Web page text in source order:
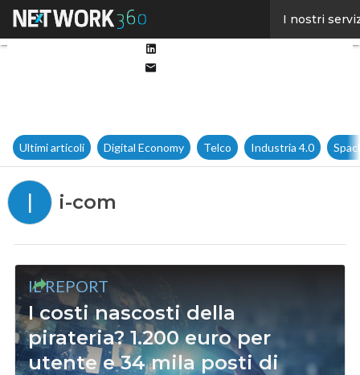
I nostri
Ultimi articoli Digital Economy Telco Industria 4.0
I i-com
IL REPORT
I costi nascosti della
pirateria? 1.200 euro per
utente e 34 mila posti di